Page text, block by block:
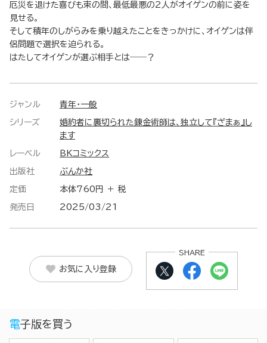
厄災を退けた喜びも束の間、最低最悪の2人がオイゲンの前に姿を
見せる。
そして積年のしがらみを乗り越えたことをきっかけに、オイゲンは伴
侶問題で選択を迫られる。
はたしてオイゲンが選ぶ相手とは――？
ジャンル 青年・一般
シリーズ
婚約者に裏切られた錬金術師は、独立して『ざまぁ』し
ます
レーベル BKコミックス
出版社 ぶんか社
定価 本体760円 ＋ 税
発売日 2025/03/21
お気に入り登録
SHARE
電子版を買う